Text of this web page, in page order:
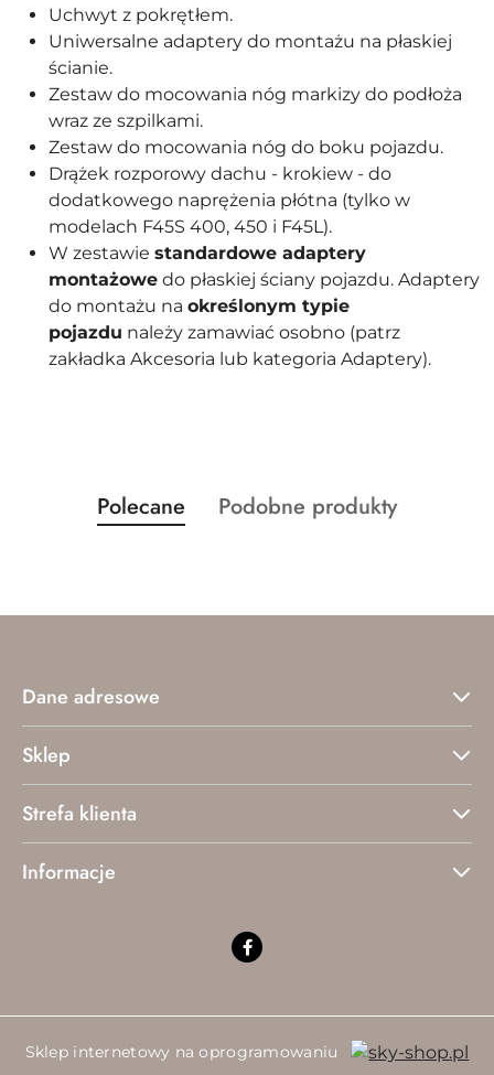
Uchwyt z pokrętłem.
Uniwersalne adaptery do montażu na płaskiej
ścianie.
Zestaw do mocowania nóg markizy do podłoża
wraz ze szpilkami.
Zestaw do mocowania nóg do boku pojazdu.
Drążek rozporowy dachu - krokiew - do
dodatkowego naprężenia płótna (tylko w
modelach F45S 400, 450 i F45L).
W zestawie standardowe adaptery
montażowe do płaskiej ściany pojazdu. Adaptery
do montażu na określonym typie
pojazdu należy zamawiać osobno (patrz
zakładka Akcesoria lub kategoria Adaptery).
Pomiń karuzelę produktów
Produkty
o
Polecane
Produkty
Podobne produkty
Dane adresowe
Sklep
Strefa klienta
Informacje
Sklep internetowy na oprogramowaniu